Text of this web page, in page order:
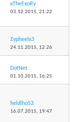
xTheExoRy
03.12.2015, 21:22
Zypheelx3
24.11.2015, 12:26
DotNet
01.10.2015, 16:25
heldiho53
16.07.2015, 19:47